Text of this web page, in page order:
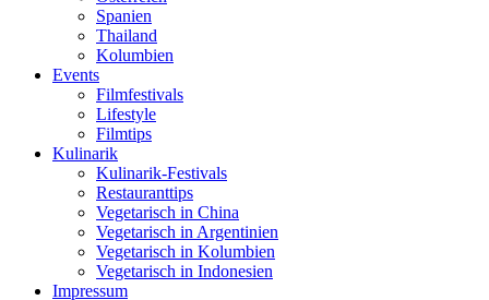
Spanien
Thailand
Kolumbien
Events
Filmfestivals
Lifestyle
Filmtips
Kulinarik
Kulinarik-Festivals
Restauranttips
Vegetarisch in China
Vegetarisch in Argentinien
Vegetarisch in Kolumbien
Vegetarisch in Indonesien
Impressum